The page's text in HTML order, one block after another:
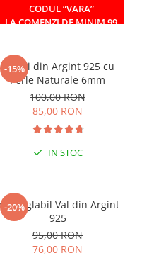
CODUL ”VARA”
LA COMENZI DE MINIM 99
IN STOC
-15%
Cercei din Argint 925 cu
Perle Naturale 6mm
100,00 RON
85,00 RON
IN STOC
-20%reglabil Val din Argint
925
95,00 RON
76,00 RON